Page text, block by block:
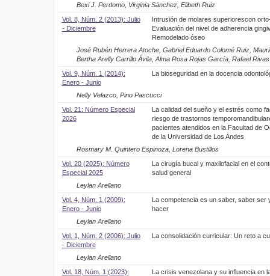
Bexi J. Perdomo, Virginia Sánchez, Elibeth Ruiz
Vol. 8, Núm. 2 (2013): Julio
- Diciembre
Intrusión de molares superiorescon
Evaluación del nivel de adherencia
Remodelado óseo
José Rubén Herrera Atoche, Gabriel Eduardo Colomé Ruiz,
Bertha Arelly Carrillo Ávila, Alma Rosa Rojas García, Rafael
Vol. 9, Núm. 1 (2014):
Enero - Junio
La bioseguridad en la docencia
Nelly Velazco, Pino Pascucci
Vol. 21: Número Especial
2026
La calidad del sueño y el estrés como
riesgo de trastornos
pacientes atendidos en la Facultad de
de la Universidad de Los Andes
Rosmary M. Quintero Espinoza, Lorena Bustillos
Vol. 20 (2025): Número
Especial 2025
La cirugía bucal y maxilofacial en el
salud general
Leylan Arellano
Vol. 4, Núm. 1 (2009):
Enero - Junio
La competencia es un saber, saber ser
hacer
Leylan Arellano
Vol. 1, Núm. 2 (2006): Julio
- Diciembre
La consolidación curricular: Un reto a
Leylan Arellano
Vol. 18, Núm. 1 (2023):
La crisis venezolana y su influencia en